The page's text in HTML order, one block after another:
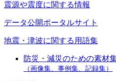
震源や震度に関する情報
データ公開ポータルサイト
地震・津波に関する用語集
防災・減災のための素材
（画像集、事例集、記録集）